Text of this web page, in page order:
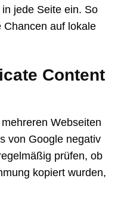
jede Seite ein. So
Chancen auf lokale
Content
Webseiten
von Google negativ
prüfen, ob
kopiert wurden,